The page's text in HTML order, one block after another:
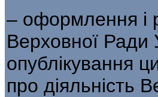
– оформлення і
Верховної Ради
опублікування
про діяльність